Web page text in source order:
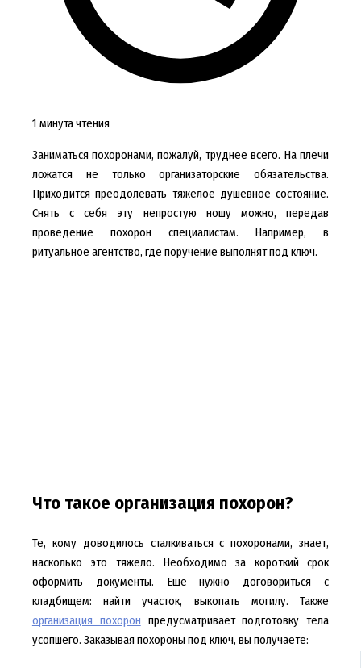
1 минута чтения
Заниматься похоронами, пожалуй, труднее всего. На плечи
ложатся не только организаторские обязательства.
Приходится преодолевать тяжелое душевное состояние.
Снять с себя эту непростую ношу можно, передав
проведение похорон специалистам. Например, в
ритуальное агентство, где поручение выполнят под ключ.
Что такое организация похорон?
Те, кому доводилось сталкиваться с похоронами, знает,
насколько это тяжело. Необходимо за короткий срок
оформить документы. Еще нужно договориться с
кладбищем: найти участок, выкопать могилу. Также
организация похорон предусматривает подготовку тела
усопшего. Заказывая похороны под ключ, вы получаете: